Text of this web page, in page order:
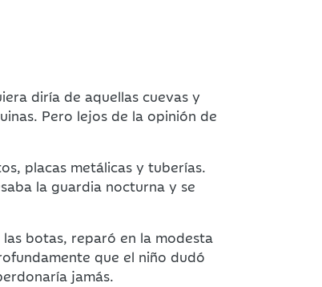
diría de aquellas cuevas y
Pero lejos de la opinión de
placas metálicas y tuberías.
la guardia nocturna y se
botas, reparó en la modesta
que el niño dudó
jamás.